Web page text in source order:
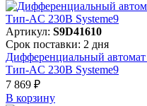
Артикул: S9D41610
Срок поставки: 2 дня
Дифференциальный
Тип-AC 230В Systeme9
7 869 ₽
В корзинy